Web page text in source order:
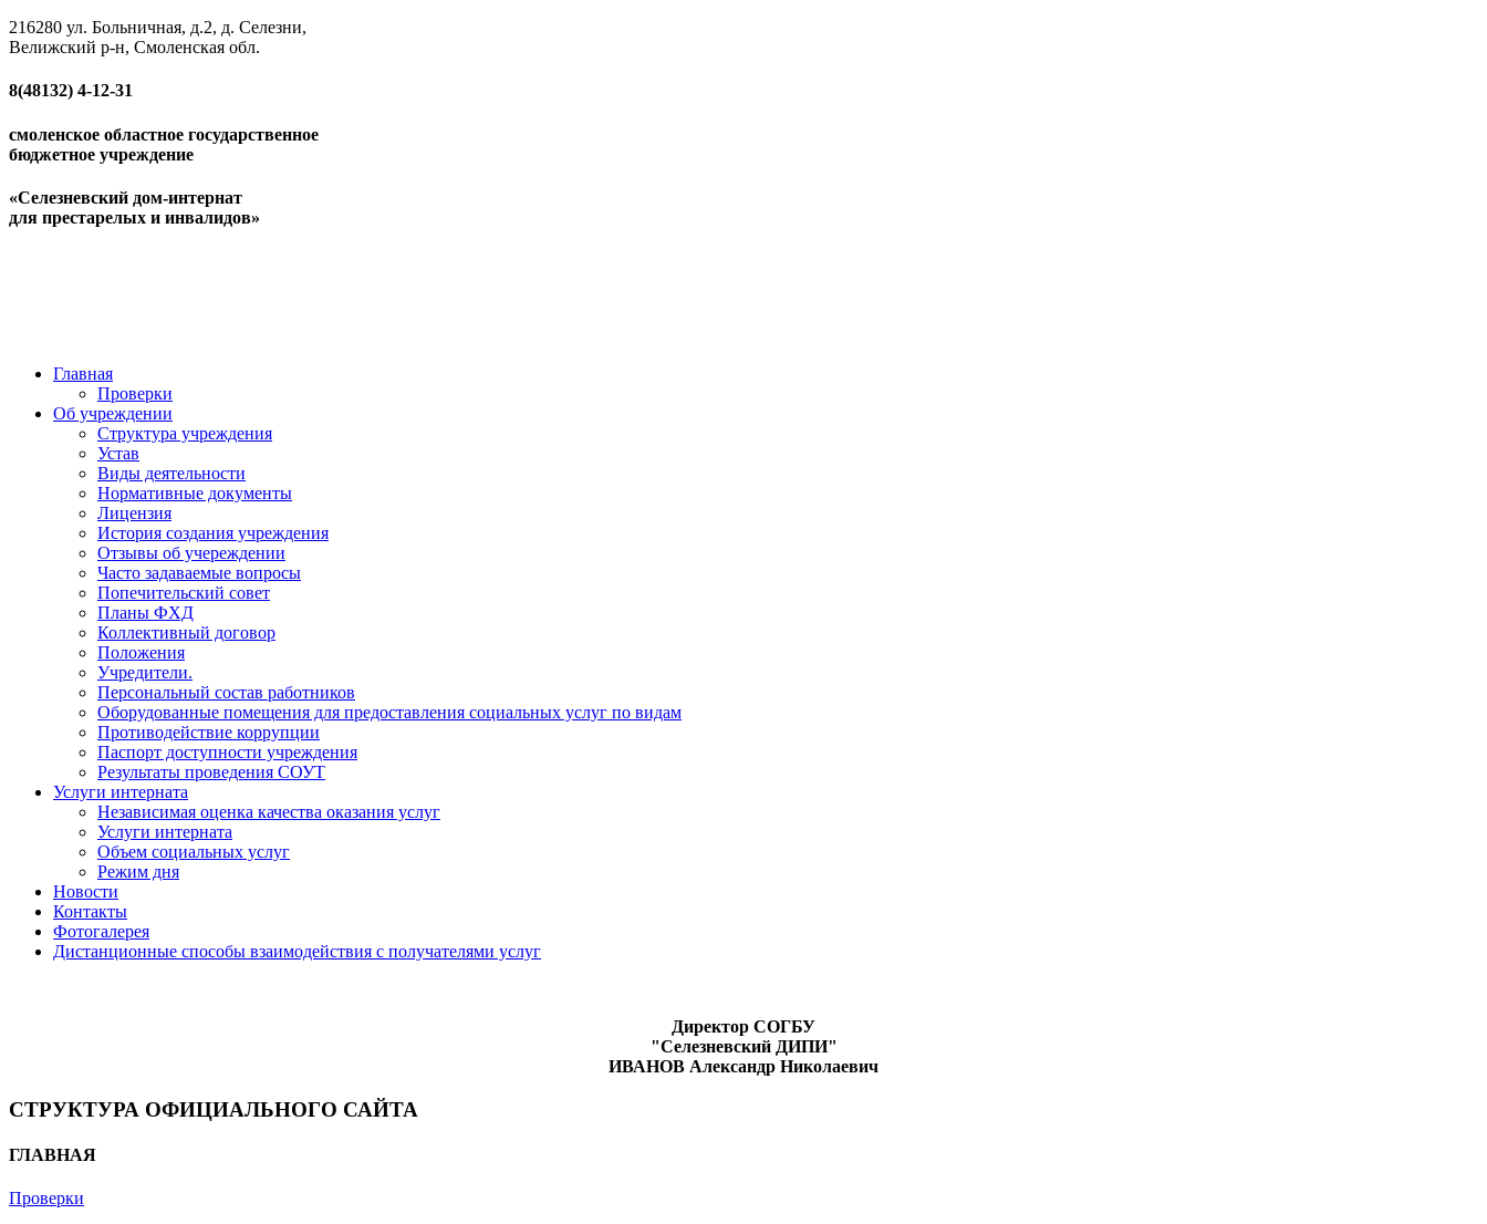
216280 ул. Больничная, д.2, д. Селезни,
Велижский р-н, Смоленская обл.
8(48132) 4-12-31
смоленское областное государственное
бюджетное учреждение
«Селезневский дом-интернат
для престарелых и инвалидов»
Главная
Проверки
Об учреждении
Структура учреждения
Устав
Виды деятельности
Нормативные документы
Лицензия
История создания учреждения
Отзывы об учереждении
Часто задаваемые вопросы
Попечительский совет
Планы ФХД
Коллективный договор
Положения
Учредители.
Персональный состав работников
Оборудованные помещения для предоставления социальных услуг по видам
Противодействие коррупции
Паспорт доступности учреждения
Результаты проведения СОУТ
Услуги интерната
Независимая оценка качества оказания услуг
Услуги интерната
Объем социальных услуг
Режим дня
Новости
Контакты
Фотогалерея
Дистанционные способы взаимодействия с получателями услуг
Директор СОГБУ
"Селезневский ДИПИ"
ИВАНОВ Александр Николаевич
СТРУКТУРА ОФИЦИАЛЬНОГО САЙТА
ГЛАВНАЯ
Проверки